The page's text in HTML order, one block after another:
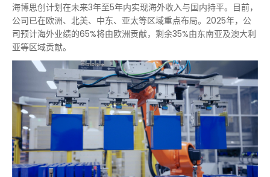
海博思创计划在未来3年至5年内实现海外收入与国内持平。目前，
公司已在欧洲、北美、中东、亚太等区域重点布局。2025年，公
司预计海外业绩的65%将由欧洲贡献，剩余35%由东南亚及澳大利
亚等区域贡献。